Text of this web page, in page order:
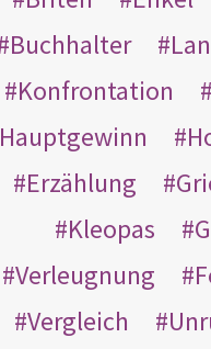
Buchhalter
Konfrontation
Hauptgewinn
Erzählung
Kleopas
Verleugnung
Vergleich